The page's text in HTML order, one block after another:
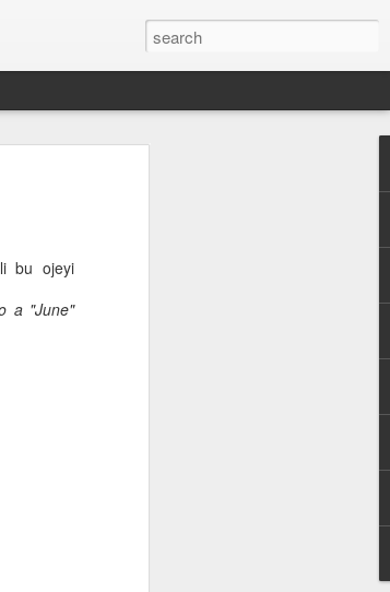
bu ojeyi
a "June"
gelişen ve
uzman
cilt
bazı
yüzden
gelen
okumalar